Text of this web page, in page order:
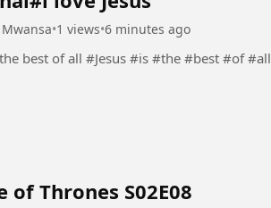
•1 views•6 minutes ago
Jesus is the best of all #Jesus #is #the #best #of #all
of Thrones S02E08